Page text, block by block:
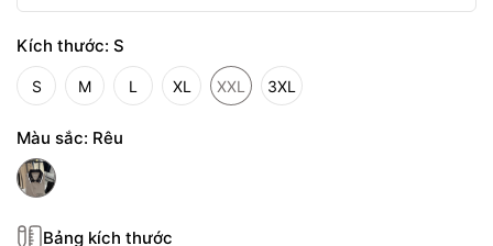
Kích thước: S
S M L XL XXL 3XL
Màu sắc: Rêu
Bảng kích thước